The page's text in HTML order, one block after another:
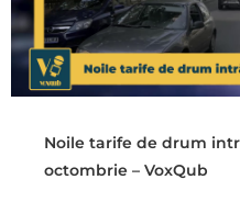
Noile tarife de drum
octombrie – VoxQub